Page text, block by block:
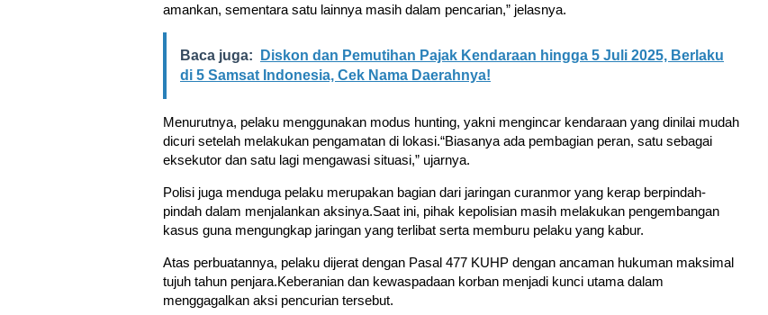
amankan, sementara satu lainnya masih dalam pencarian,” jelasnya.
Baca juga:
Diskon dan Pemutihan Pajak Kendaraan hingga 5 Juli 2025, Berlaku
di 5 Samsat Indonesia, Cek Nama Daerahnya!
Menurutnya, pelaku menggunakan modus hunting, yakni mengincar kendaraan yang dinilai mudah
dicuri setelah melakukan pengamatan di lokasi.“Biasanya ada pembagian peran, satu sebagai
eksekutor dan satu lagi mengawasi situasi,” ujarnya.
Polisi juga menduga pelaku merupakan bagian dari jaringan curanmor yang kerap berpindah-
pindah dalam menjalankan aksinya.Saat ini, pihak kepolisian masih melakukan pengembangan
kasus guna mengungkap jaringan yang terlibat serta memburu pelaku yang kabur.
Atas perbuatannya, pelaku dijerat dengan Pasal 477 KUHP dengan ancaman hukuman maksimal
tujuh tahun penjara.Keberanian dan kewaspadaan korban menjadi kunci utama dalam
menggagalkan aksi pencurian tersebut.